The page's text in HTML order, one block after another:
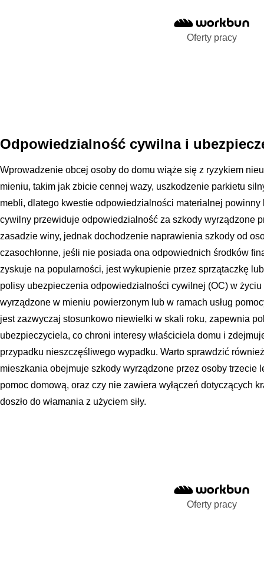
Oferty pracy
Odpowiedzialność cywilna i
Wprowadzenie obcej osoby do domu wiąże się z ryzykiem
mieniu, takim jak zbicie cennej wazy, uszkodzenie parkietu
mebli, dlatego kwestie odpowiedzialności materialnej
cywilny przewiduje odpowiedzialność za szkody wyrządzone
zasadzie winy, jednak dochodzenie naprawienia szkody od
czasochłonne, jeśli nie posiada ona odpowiednich środków
zyskuje na popularności, jest wykupienie przez sprzątaczkę
polisy ubezpieczenia odpowiedzialności cywilnej (OC) w
wyrządzone w mieniu powierzonym lub w ramach usług
jest zazwyczaj stosunkowo niewielki w skali roku, zapewnia
ubezpieczyciela, co chroni interesy właściciela domu i
przypadku nieszczęśliwego wypadku. Warto sprawdzić
mieszkania obejmuje szkody wyrządzone przez osoby trzecie
pomoc domową, oraz czy nie zawiera wyłączeń dotyczących
doszło do włamania z użyciem siły.
Oferty pracy